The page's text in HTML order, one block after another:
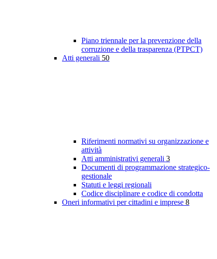
Piano triennale per la prevenzione della
corruzione e della trasparenza (PTPCT)
Atti generali 50
Riferimenti normativi su organizzazione e
attività
Atti amministrativi generali 3
Documenti di programmazione strategico-
gestionale
Statuti e leggi regionali
Codice disciplinare e codice di condotta
Oneri informativi per cittadini e imprese 8